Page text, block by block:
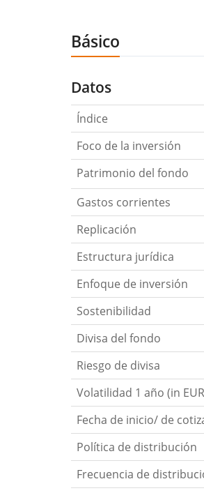
Básico
Datos
Índice
Foco de la inversión
Patrimonio del fondo
Gastos corrientes
Replicación
Estructura jurídica
Enfoque de inversión
Sostenibilidad
Divisa del fondo
Riesgo de divisa
Volatilidad 1 año (in
Fecha de inicio/ de
Política de distribución
Frecuencia de